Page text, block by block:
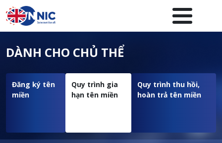
Nhảy đến nội dung
Menuheader của website
DÀNH CHO CHỦ THỂ
Đăng ký tên
miền
Quy trình gia
hạn tên miền
Quy trình thu hồi,
hoàn trả tên miền